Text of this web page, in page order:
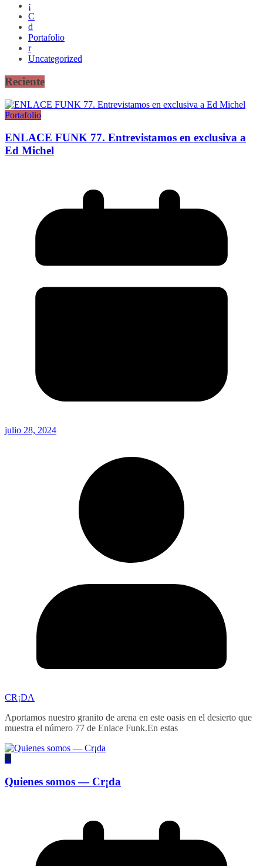
¡
C
d
Portafolio
r
Uncategorized
Reciente
Portafolio
ENLACE FUNK 77. Entrevistamos en exclusiva a
Ed Michel
julio 28, 2024
CR¡DA
Aportamos nuestro granito de arena en este oasis en el desierto que
muestra el número 77 de Enlace Funk.En estas
C
Quienes somos — Cr¡da